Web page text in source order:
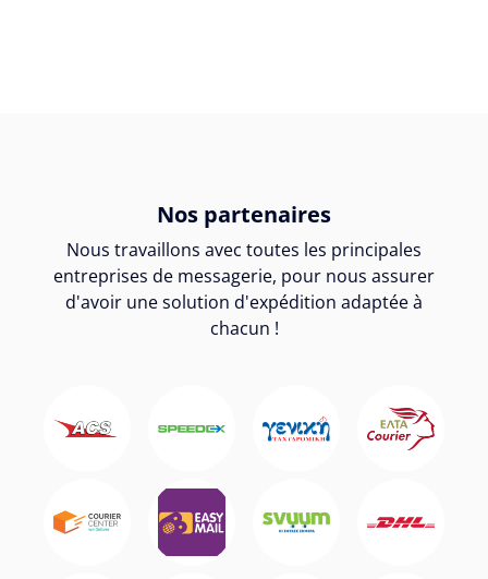
Nos partenaires
Nous travaillons avec toutes les principales
entreprises de messagerie, pour nous assurer
d'avoir une solution d'expédition adaptée à
chacun !